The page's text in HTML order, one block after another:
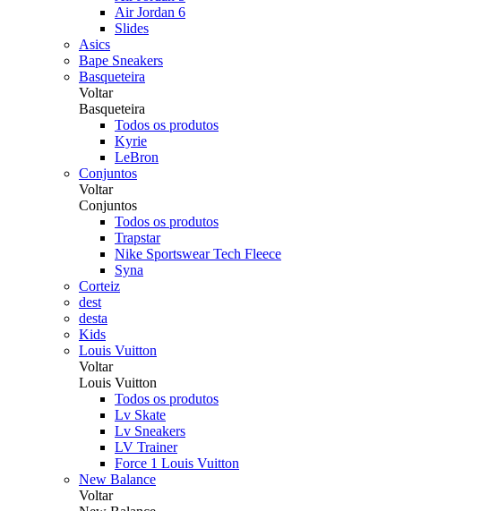
Air Jordan 6
Slides
Asics
Bape Sneakers
Basqueteira
Voltar
Basqueteira
Todos os produtos
Kyrie
LeBron
Conjuntos
Voltar
Conjuntos
Todos os produtos
Trapstar
Nike Sportswear Tech Fleece
Syna
Corteiz
dest
desta
Kids
Louis Vuitton
Voltar
Louis Vuitton
Todos os produtos
Lv Skate
Lv Sneakers
LV Trainer
Force 1 Louis Vuitton
New Balance
Voltar